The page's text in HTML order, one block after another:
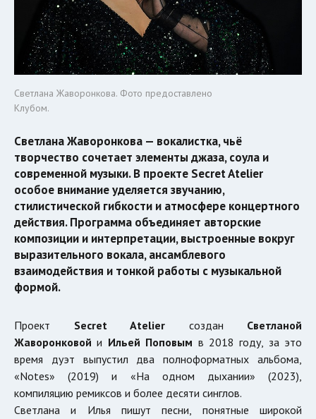
Светлана Жаворонкова. Фото предоставлено
Клубом.
Светлана Жаворонкова — вокалистка, чьё
творчество сочетает элементы джаза, соула и
современной музыки. В проекте Secret Atelier
особое внимание уделяется звучанию,
стилистической гибкости и атмосфере концертного
действия. Программа объединяет авторские
композиции и интерпретации, выстроенные вокруг
выразительного вокала, ансамблевого
взаимодействия и тонкой работы с музыкальной
формой.
Проект Secret Atelier создан Светланой
Жаворонковой и Ильей Поповым в 2018 году, за это
время дуэт выпустил два полноформатных альбома,
«Notes» (2019) и «На одном дыхании» (2023),
компиляцию ремиксов и более десяти синглов.
Светлана и Илья пишут песни, понятные широкой